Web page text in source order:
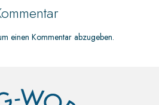
einen Kommentar abzugeben.